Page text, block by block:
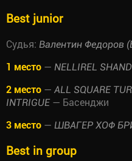
Best junior
Судья: Валентин Федоров
1 место — NELLIREL
2 место — ALL SQUARE
INTRIGUE — Басенджи
3 место — ШВАГЕР ХОФ
Best in group